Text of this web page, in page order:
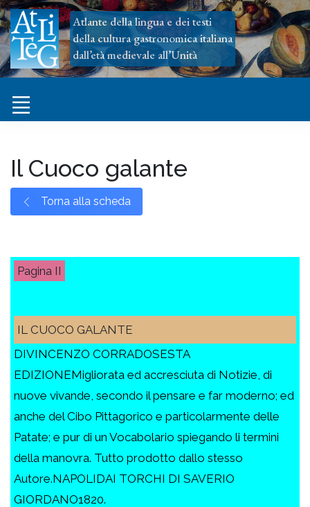
Atlante della lingua e dei testi
della cultura gastronomica italiana
dall’età medievale all’Unità
Il Cuoco galante
Torna alla scheda
II
IL CUOCO GALANTE
DIVINCENZO CORRADOSESTA
EDIZIONEMigliorata ed accresciuta di Notizie, di
nuove vivande, secondo il pensare e far moderno; ed
anche del Cibo Pittagorico e particolarmente delle
Patate; e pur di un Vocabolario spiegando li termini
della manovra. Tutto prodotto dallo stesso
Autore.NAPOLIDAI TORCHI DI SAVERIO
GIORDANO1820.